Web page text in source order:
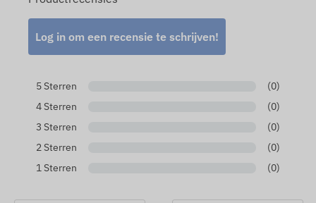
Log in om een ​​recensie te schrijven!
5 Sterren
(0)
4 Sterren
(0)
3 Sterren
(0)
2 Sterren
(0)
1 Sterren
(0)